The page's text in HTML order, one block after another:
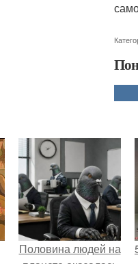
Половина людей на